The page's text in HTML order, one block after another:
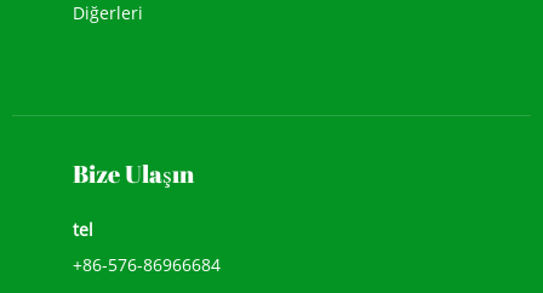
Diğerleri
Bize Ulaşın
tel
+86-576-86966684